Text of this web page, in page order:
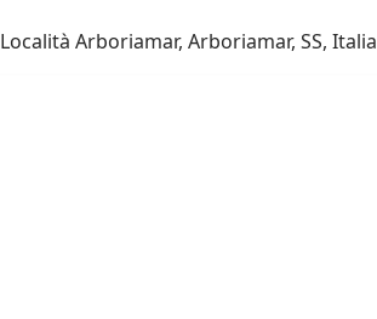
Arboriamar, Arboriamar, SS, Italia